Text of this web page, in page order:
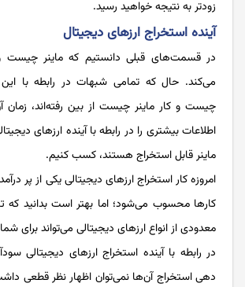
زودتر به نتیجه خواهید رسید.
آینده استخراج ارزهای دیجیتال
در قسمت‌های قبلی دانستیم که ماینر چیست و
می‌کند. حال که تمامی شبهات در رابطه با
چیست و کار ماینر چیست از بین رفته‌اند،
اطلاعات بیشتری را در رابطه با آینده ارزهای
ماینر قابل استخراج هستند، کسب کنیم.
امروزه کار استخراج ارزهای دیجیتالی یکی از پر
کارها محسوب می‌شود؛ اما بهتر است بدانید که
معدودی از انواع ارزهای دیجیتالی می‌تواند برای
در رابطه با آینده استخراج ارزهای دیجیتالی
دهی استخراج آن‌ها نمی‌توان اظهار نظر قطعی